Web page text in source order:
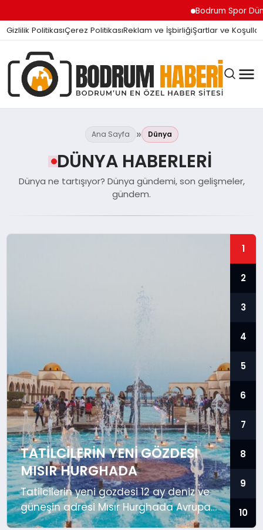
Bodrum Spor
Gizlilik PolitikasıÇerez PolitikasıReklam ve İşbirliğiŞartlar ve Koşullar
BODRUM BODRUM
SPOR
MUĞLA
☰
Ana Sayfa Dünya
DÜNYA HABERLERI
Dünya ne tartışıyor? Dünya gündemi, son gelişmeler,
gündem.
TATILCILERIN YENI GÖZDESI
MISIR HURGHADA
Tatilcilerin yeni gözdesi 12 ay deniz ve
güneşin adresi Mısır Hurghada Avrupa
ülkelerine gitmek isteyenlerin Schengen
1
2
3
4
5
6
7
8
9
10